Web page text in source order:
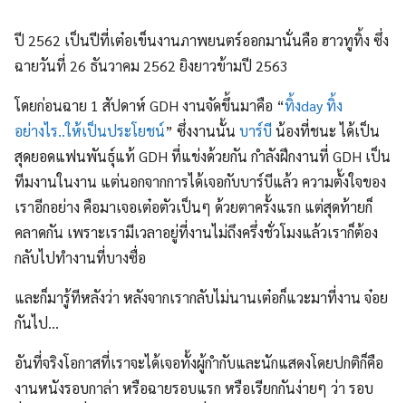
ปี 2562 เป็นปีที่เต๋อเข็นงานภาพยนตร์ออกมานั่นคือ ฮาวทูทิ้ง ซึ่ง
ฉายวันที่ 26 ธันวาคม 2562 ยิงยาวข้ามปี 2563
โดยก่อนฉาย 1 สัปดาห์ GDH งานจัดขึ้นมาคือ “ทิ้งday ทิ้ง
อย่างไร..ให้เป็นประโยชน์” ซึ่งงานนั้น บาร์บีน้องที่ชนะ ได้เป็น
สุดยอดแฟนพันธุ์แท้ GDH ที่แข่งด้วยกัน กำลังฝึกงานที่ GDH เป็น
ทีมงานในงาน แต่นอกจากการได้เจอกับบาร์บีแล้ว ความตั้งใจของ
เราอีกอย่าง คือมาเจอเต๋อตัวเป็นๆ ด้วยตาครั้งแรก แต่สุดท้ายก็
คลาดกัน เพราะเรามีเวลาอยู่ที่งานไม่ถึงครึ่งชั่วโมงแล้วเราก็ต้อง
กลับไปทำงานที่บางซื่อ
และก็มารู้ทีหลังว่า หลังจากเรากลับไม่นานเต๋อก็แวะมาที่งาน จ๋อย
กันไป…
อันที่จริงโอกาสที่เราจะได้เจอทั้งผู้กำกับและนักแสดงโดยปกติก็คือ
งานหนังรอบกาล่า หรือฉายรอบแรก หรือเรียกกันง่ายๆ ว่า รอบ